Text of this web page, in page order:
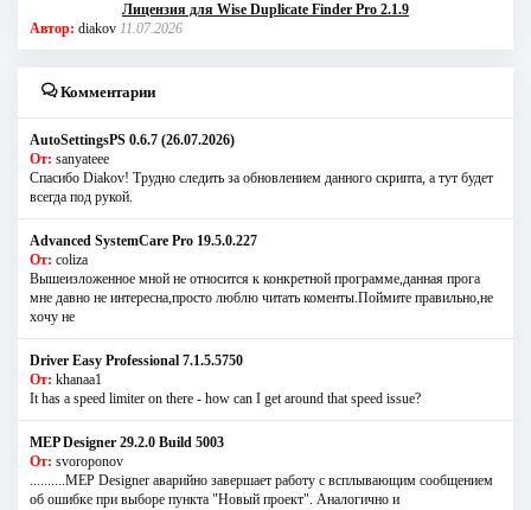
Лицензия для Wise Duplicate Finder Pro 2.1.9
Автор: diakov 11.07.2026
Комментарии
AutoSettingsPS 0.6.7 (26.07.2026)
От: sanyateee
Спасибо Diakov! Трудно следить за обновлением данного скрипта, а тут будет
всегда под рукой.
Advanced SystemCare Pro 19.5.0.227
От: coliza
Вышеизложенное мной не относится к конкретной программе,данная прога
мне давно не интересна,просто люблю читать коменты.Поймите правильно,не
хочу не
Driver Easy Professional 7.1.5.5750
От: khanaa1
It has a speed limiter on there - how can I get around that speed issue?
MEP Designer 29.2.0 Build 5003
От: svoroponov
..........MEP Designer аварийно завершает работу с всплывающим сообщением
об ошибке при выборе пункта "Новый проект". Аналогично и